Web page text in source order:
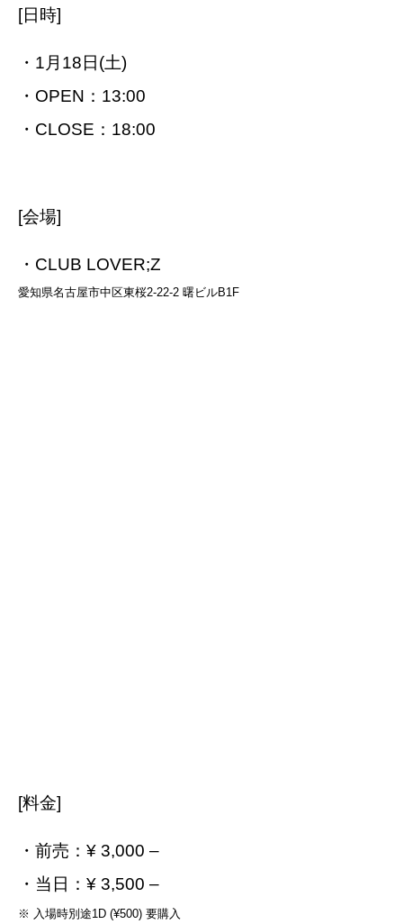
[日時]
・1月18日(土)
・OPEN：13:00
・CLOSE：18:00
[会場]
・CLUB LOVER;Z
愛知県名古屋市中区東桜2-22-2 曙ビルB1F
[料金]
・前売：¥ 3,000 –
・当日：¥ 3,500 –
※ 入場時別途1D (¥500) 要購入